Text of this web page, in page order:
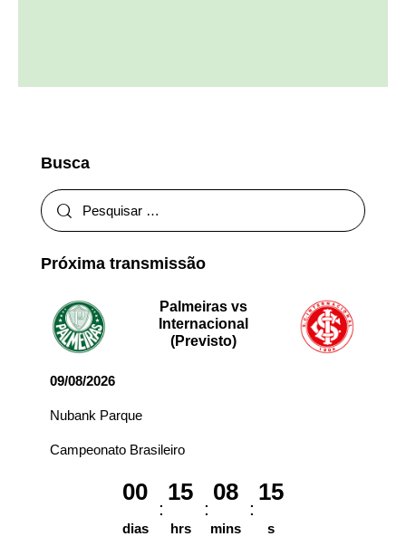
Busca
Próxima transmissão
Palmeiras vs
Internacional
(Previsto)
09/08/2026
Nubank Parque
Campeonato Brasileiro
00
dias
15
hrs
08
mins
15
s